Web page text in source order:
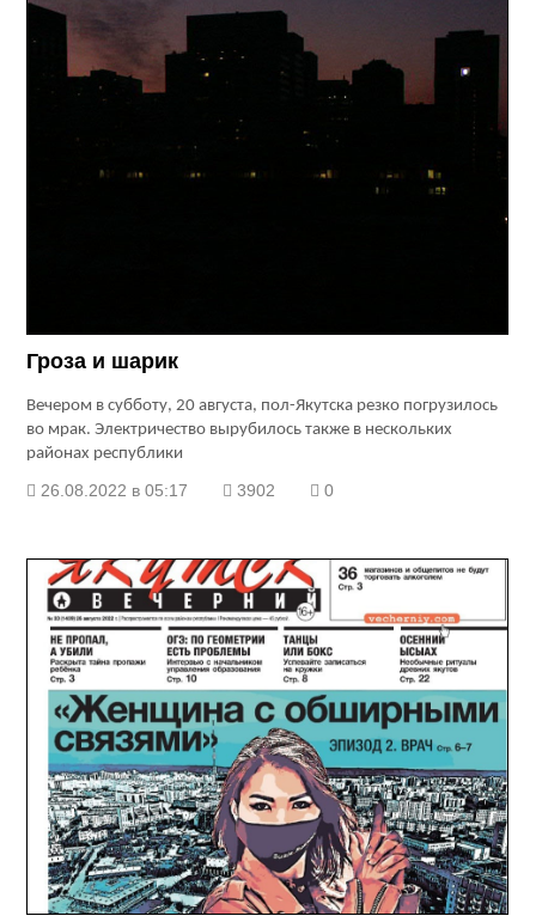
Гроза и шарик
Вечером в субботу, 20 августа, пол-Якутска резко погрузилось
во мрак. Электричество вырубилось также в нескольких
районах республики
26.08.2022 в 05:17 3902 0